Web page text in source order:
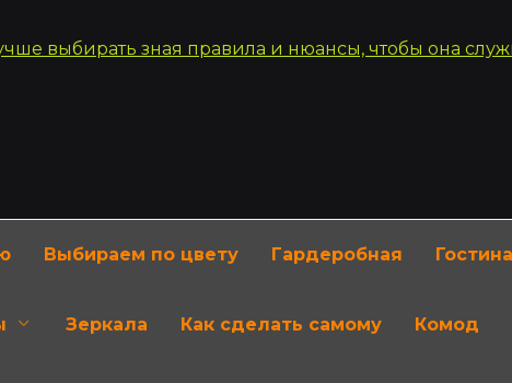
Выбираем по цвету Гардеробная
Зеркала Как сделать самому Комод